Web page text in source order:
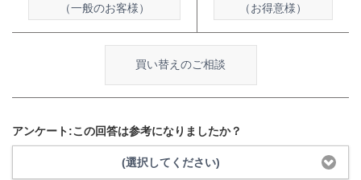
（一般のお客様）
（お得意様）
買い替えのご相談
アンケート:この回答は参考になりましたか？
(選択してください)